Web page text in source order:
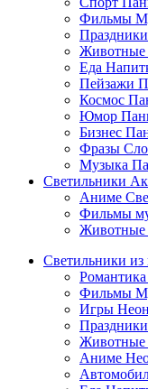
Фильмы
Животные
Еда
Пейзажи
Космос
Юмор
Бизнес
Фразы
Музыка
Светильники
Аниме
Фильмы
Животные
Светильники из
Фильмы
Игры
Животные
Аниме